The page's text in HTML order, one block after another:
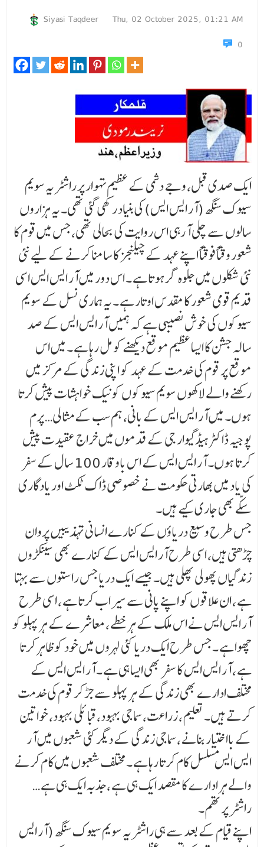
Siyasi Taqdeer
Thu, 02 October 2025, 01:21 AM
0
ایک صدی قبل، وجے دشمی کے عظیم تہوار پر راشٹریہ سویم
سیوک سنگھ (آر ایس ایس) کی بنیاد رکھی گئی تھی۔ یہ ہزاروں
سالوں سے چلی آ رہی اس روایت کی بحالی تھی، جس میں قوم کا
شعور وقتاً فوقتاً اپنے عہد کے چیلنجز کا سامنا کرنے کے لیے نئی
نئی شکلوں میں جلوہ گر ہوتا ہے ۔ اس دور میں آر ایس ایس اسی
قدیم قومی شعور کا مقدس اوتار ہے ۔ یہ ہماری نسل کے سویم
سیوکوں کی خوش نصیبی ہے کہ ہمیں آر ایس ایس کے صد
سالہ جشن کا ایسا عظیم موقع دیکھنے کو مل رہا ہے ۔ میں اس
موقع پر قوم کی خدمت کے عہد کو اپنی زندگی کے مرکز میں
رکھنے والے لاکھوں سویم سیوکوں کو نیک خواہشات پیش کرتا
ہوں۔ میں آر ایس ایس کے بانی، ہم سب کے مثالی… پرم
پوجیہ ڈاکٹر ہیڈگیوار جی کے قدموں میں خراج عقیدت پیش
کرتا ہوں۔ آر ایس ایس کے اس باوقار 100 سال کے سفر
کی یاد میں بھارتی حکومت نے خصوصی ڈاک ٹکٹ اور یادگاری
سکّے بھی جاری کیے ہیں۔
جس طرح وسیع دریاؤں کے کنارے انسانی تہذیبیں پروان
چڑھتی ہیں، اسی طرح آر ایس ایس کے کنارے بھی سینکڑوں
زندگیاں پھولی پھلی ہیں۔ جیسے ایک دریا جس راستوں سے بہتا
ہے ، ان علاقوں کو اپنے پانی سے سیراب کرتا ہے ، اسی طرح
آر ایس ایس نے اس ملک کے ہر خطے ، معاشرے کے ہر پہلو کو
چھوا ہے ۔ جس طرح ایک دریا کئی لہروں میں خود کو ظاہر کرتا
ہے ، آر ایس ایس کا سفر بھی ایسا ہی ہے ۔ آر ایس ایس کے
مختلف ادارے بھی زندگی کے ہر پہلو سے جڑ کر قوم کی خدمت
کرتے ہیں۔ تعلیم، زراعت، سماجی بہبود، قبائلی بہبود، خواتین
کے بااختیار بنانے ، سماجی زندگی کے دیگر کئی شعبوں میں آر
ایس ایس مسلسل کام کرتا رہا ہے ۔ مختلف شعبوں میں کام کرنے
والے ہر ادارے کا مقصد ایک ہی ہے ، جذبہ ایک ہی ہے …
راشٹر پرتھم۔
اپنے قیام کے بعد سے ہی راشٹریہ سویم سیوک سنگھ (آر ایس